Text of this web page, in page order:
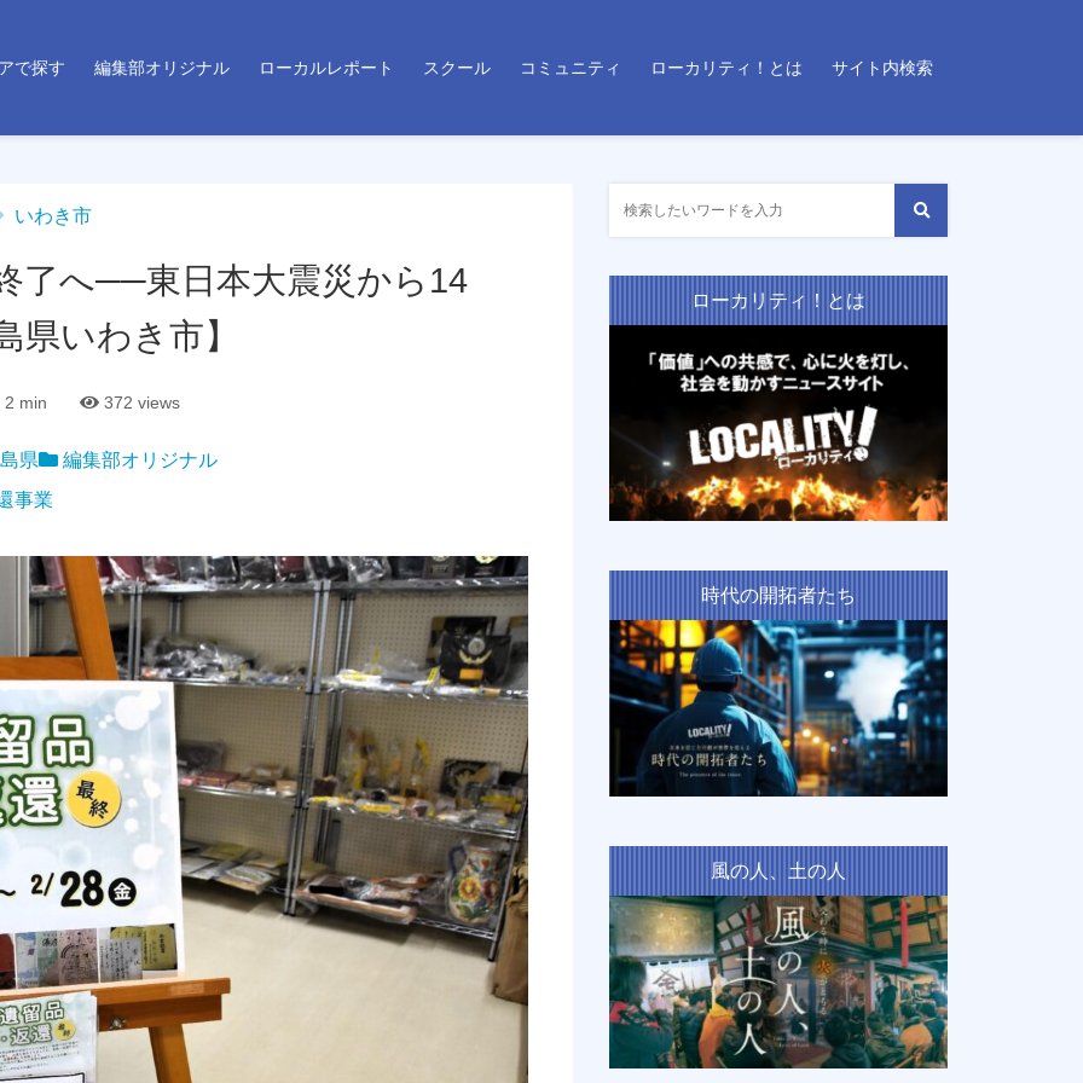
で探す 編集部オリジナル ローカルレポート スクール コミュニティ ローカリティ！とは サイト内検索
いわき市
了へ──東日本大震災から14
県いわき市】
2 min 372 views
県
編集部オリジナル
事業
ローカリティ！とは
時代の開拓者たち
風の人、土の人